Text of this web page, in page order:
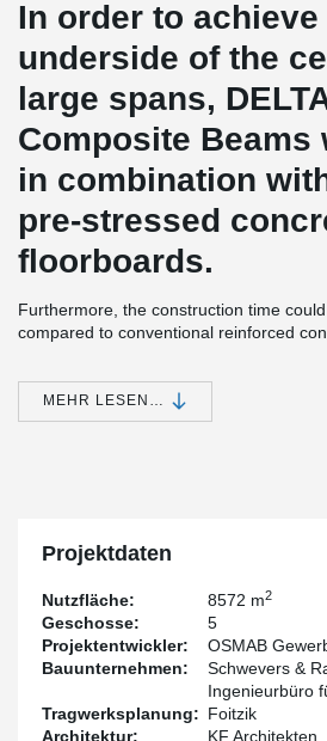
In order to
underside of the
large spans,
Composite Beams
in combination
pre-stressed
floorboards.
Furthermore, the construction time
compared to conventional reinforced
supports, so some of them were
supports. The DELTABEAM
these.
office space on a total of approx. 8,572
MEHR LESEN…
Projektdaten
Nutzfläche: 8572 m2
Geschosse:
5
Projektentwickler:
OSMAB
Bauunternehmen:
Schwevers &
Tragwerksplanung:
Ingenieurbüro
Foitzik
Architektur:
KF Architekten